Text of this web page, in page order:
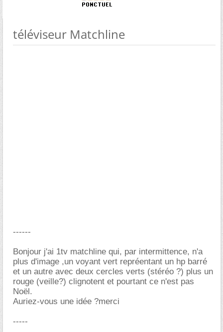
téléviseur Matchline
------
Bonjour j'ai 1tv matchline qui, par intermittence, n'a
plus d'image ,un voyant vert repréentant un hp barré
et un autre avec deux cercles verts (stéréo ?) plus un
rouge (veille?) clignotent et pourtant ce n'est pas
Noël.
Auriez-vous une idée ?merci
-----